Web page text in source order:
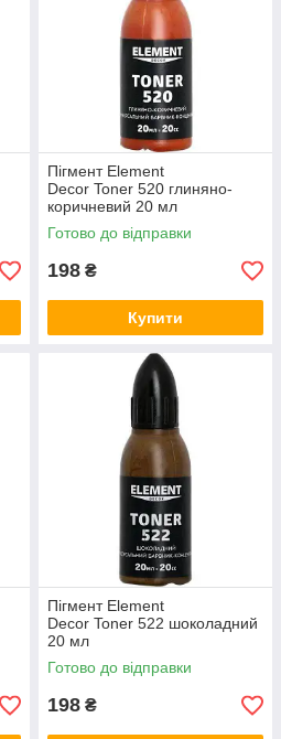
Пігмент Element
Decor Toner 520 глиняно-
коричневий 20 мл
Готово до відправки
198 ₴
Купити
Пігмент Element
Decor Toner 522 шоколадний
20 мл
Готово до відправки
198 ₴